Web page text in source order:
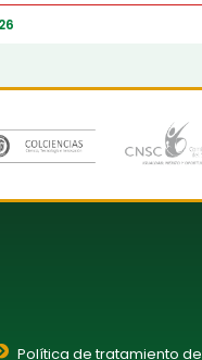
Política de tratamiento de